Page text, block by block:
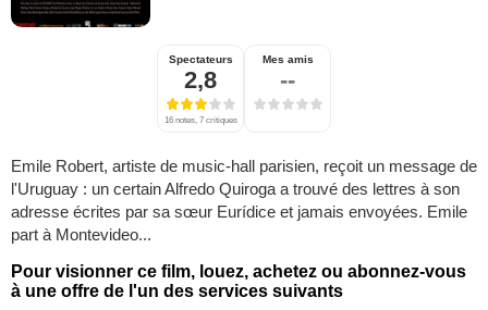
Spectateurs
2,8
16 notes, 7 critiques
Mes amis
--
Emile Robert, artiste de music-hall parisien, reçoit un message de
l'Uruguay : un certain Alfredo Quiroga a trouvé des lettres à son
adresse écrites par sa sœur Eurídice et jamais envoyées. Emile
part à Montevideo...
Pour visionner ce film, louez, achetez ou abonnez-vous
à une offre de l'un des services suivants